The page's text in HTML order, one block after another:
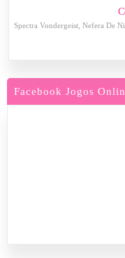
Spectra Vondergeist, Nefera De
Facebook Jogos